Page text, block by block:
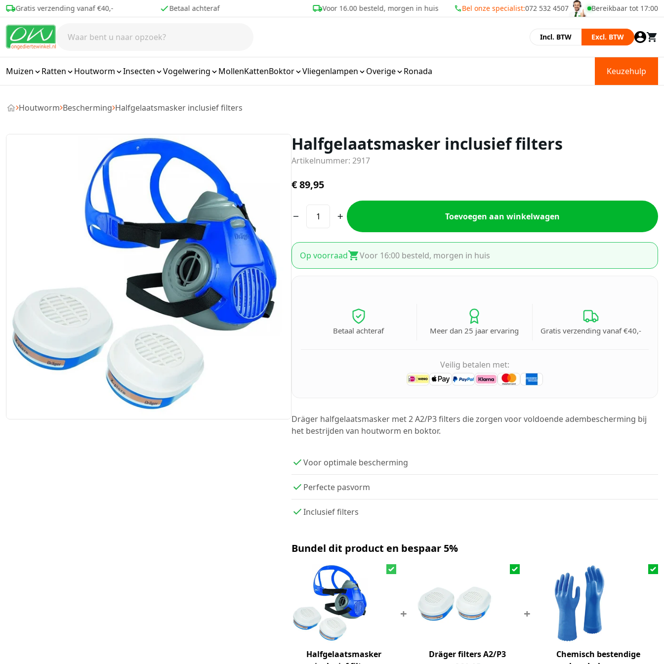
Ga naar de inhoud
Betaal achteraf Voor 16.00 besteld, morgen in huis Meer dan 25 jaar ervaring Bel onze specialist:072 532 4507
Wij zijn geopend
Bereikbaar tot 17:00
Incl. BTW Excl. BTW
Muizen Ratten Houtworm Insecten Vogelwering MollenKattenBoktor Vliegenlampen Overige Ronada Keuzehulp
Houtworm Bescherming Halfgelaatsmasker inclusief filters
Halfgelaatsmasker inclusief filters
Artikelnummer: 2917
€89,95
Toevoegen aan winkelwagen
Op voorraad Voor 16:00 besteld, morgen in huis
Betaal achteraf Meer dan 25 jaar ervaring Gratis verzending vanaf €40,-
Veilig betalen met:
Dräger halfgelaatsmasker met 2 A2/P3 filters die zorgen voor voldoende adembescherming bij
het bestrijden van houtworm en boktor.
Voor optimale bescherming
Perfecte pasvorm
Inclusief filters
Bundel dit product en bespaar 5%
Halfgelaatsmasker
+
Dräger filters A2/P3
+
Chemisch bestendige